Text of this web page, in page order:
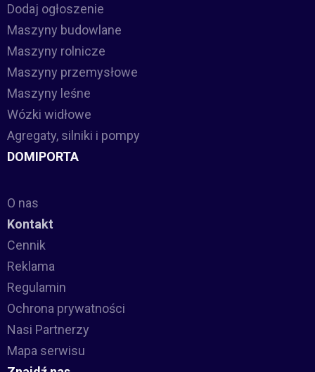
Dodaj ogłoszenie
Maszyny budowlane
Maszyny rolnicze
Maszyny przemysłowe
Maszyny leśne
Wózki widłowe
Agregaty, silniki i pompy
DOMIPORTA
O nas
Kontakt
Cennik
Reklama
Regulamin
Ochrona prywatności
Nasi Partnerzy
Mapa serwisu